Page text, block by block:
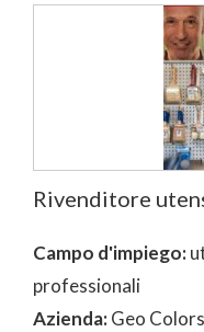
Rivenditore
Campo d'impiego:
professionali
Azienda:Geo Colors